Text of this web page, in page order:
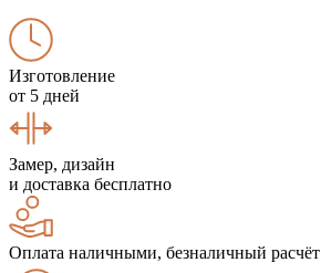
Изготовление
от 5 дней
Замер, дизайн
и доставка бесплатно
Оплата наличными, безналичный расчёт